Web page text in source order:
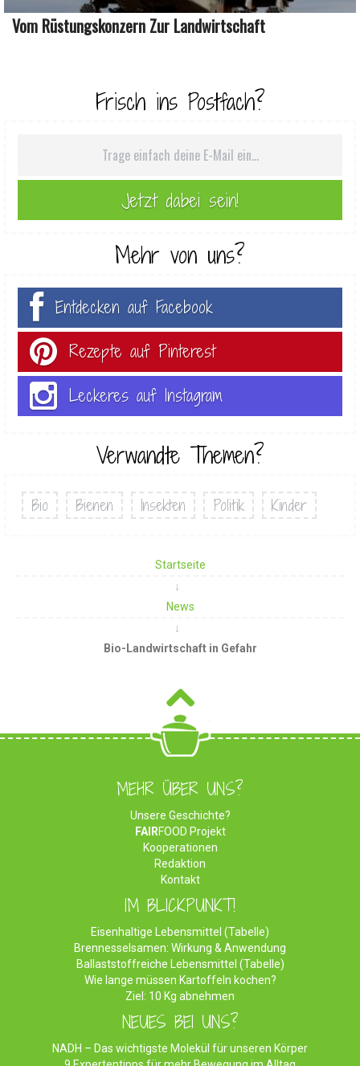
Vom Rüstungskonzern Zur Landwirtschaft
Frisch ins Postfach?
Mehr von uns?
Entdecken auf Facebook
Rezepte auf Pinterest
Leckeres auf Instagram
Verwandte Themen?
Bio Bienen Insekten Politik Kinder
Startseite
News
Bio-Landwirtschaft in Gefahr
MEHR ÜBER UNS?
Unsere Geschichte?
FAIRFOOD Projekt
Kooperationen
Redaktion
Kontakt
IM BLICKPUNKT!
Eisenhaltige Lebensmittel (Tabelle)
Brennesselsamen: Wirkung & Anwendung
Ballaststoffreiche Lebensmittel (Tabelle)
Wie lange müssen Kartoffeln kochen?
Ziel: 10 Kg abnehmen
NEUES BEI UNS?
NADH – Das wichtigste Molekül für unseren Körper